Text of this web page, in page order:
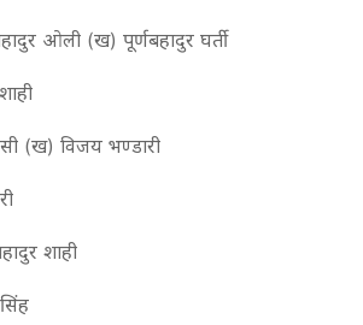
ओली (ख) पूर्णबहादुर घर्ती
(ख) विजय भण्डारी
शाही